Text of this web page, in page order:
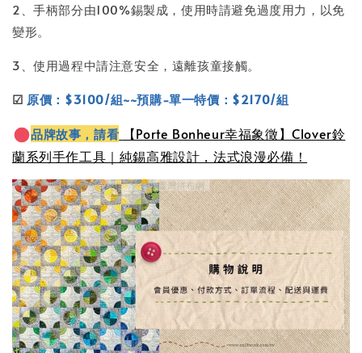
2、手柄部分由100%錫製成，使用時請避免過度用力，以免
變形。
3、使用過程中請注意安全，遠離孩童接觸。
☑ 原價：$3100/組~~預購-單一特價：$2170/組
品牌故事，請看
【Porte Bonheur幸福象徵】Clover鈴
蘭系列手作工具｜純錫高雅設計，法式浪漫必備！